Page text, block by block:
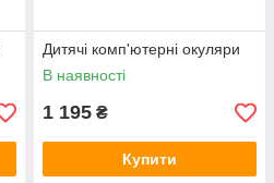
Дитячі комп'ютерні окуляри
В наявності
1 195 ₴
Купити